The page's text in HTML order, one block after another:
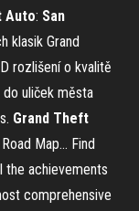
Auto: San
klasik Grand
rozlišení o kvalitě
uliček města
Grand Theft
Map… Find
the achievements
comprehensive